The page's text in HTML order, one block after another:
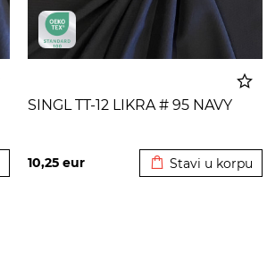
SINGL TT-12 LIKRA # 95 NAVY
10,25 eur Stavi u korpu